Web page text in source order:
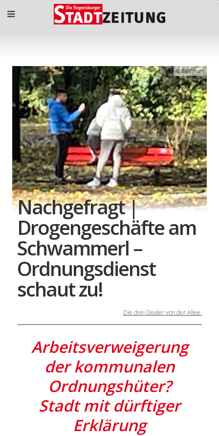
Bild: ssm
Nachgefragt |
Drogengeschäfte am
Schwammerl –
Ordnungsdienst
schaut zu!
Die drei Dealer von der Allee.
Arbeitsverweigerung
der kommunalen
Ordnungshüter?
Stadt mit dürftiger
Erklärung